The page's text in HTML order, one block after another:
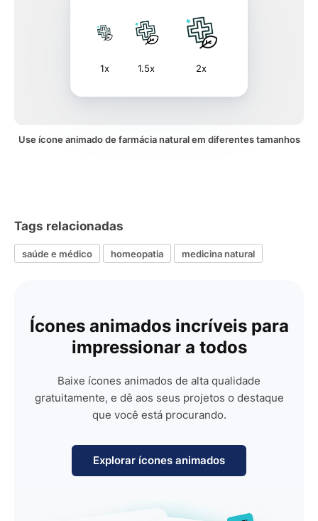
1x 1.5x 2x
Use ícone animado de farmácia natural em diferentes tamanhos
Tags relacionadas
saúde e médico homeopatia medicina natural
Ícones animados incríveis para
impressionar a todos
Baixe ícones animados de alta qualidade
gratuitamente, e dê aos seus projetos o destaque
que você está procurando.
Explorar ícones animados